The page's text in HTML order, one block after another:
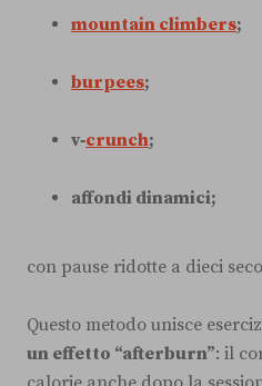
mountain climbers;
burpees;
v‑crunch;
affondi dinamici;
con pause ridotte a dieci
Questo metodo unisce
un effetto “afterburn”: il